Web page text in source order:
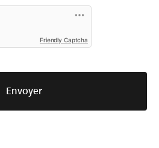
Friendly Captcha
Envoyer